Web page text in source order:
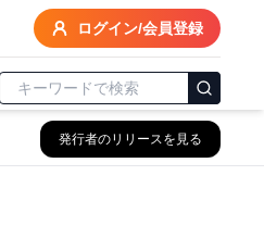
ログイン/会員登録
発行者のリリースを見る